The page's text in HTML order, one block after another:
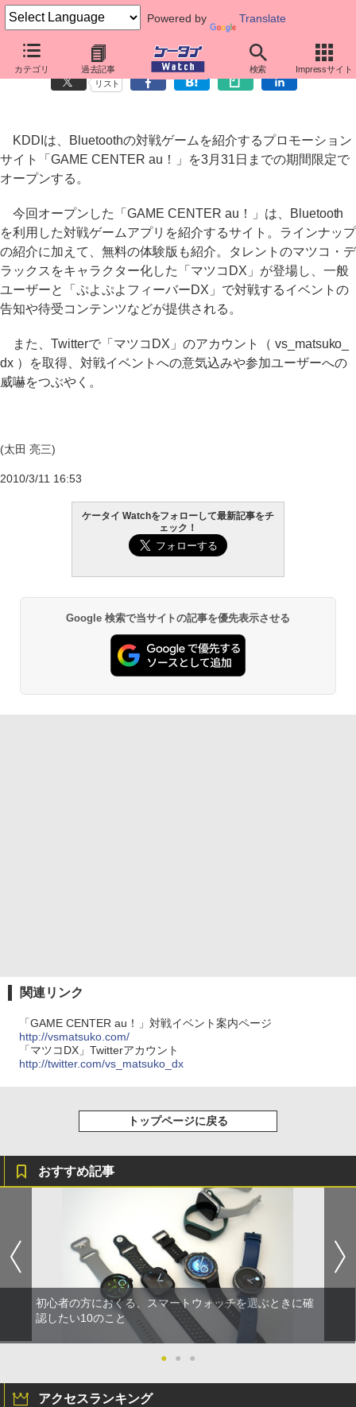
Powered by Translate
カテゴリ 過去記事 検索 Impressサイト
au、Bluetooth対戦ゲームのプロモーションサイト
リスト
KDDIは、Bluetoothの対戦ゲームを紹介するプロモーション
サイト「GAME CENTER au！」を3月31日までの期間限定で
オープンする。
今回オープンした「GAME CENTER au！」は、Bluetooth
を利用した対戦ゲームアプリを紹介するサイト。ラインナップ
の紹介に加えて、無料の体験版も紹介。タレントのマツコ・デ
ラックスをキャラクター化した「マツコDX」が登場し、一般
ユーザーと「ぷよぷよフィーバーDX」で対戦するイベントの
告知や待受コンテンツなどが提供される。
また、Twitterで「マツコDX」のアカウント（ vs_matsuko_
dx ）を取得、対戦イベントへの意気込みや参加ユーザーへの
威嚇をつぶやく。
(太田 亮三)
2010/3/11 16:53
ケータイ Watchをフォローして最新記事をチ
ェック！
Google 検索で当サイトの記事を優先表示させる
関連リンク
「GAME CENTER au！」対戦イベント案内ページ
http://vsmatsuko.com/
「マツコDX」Twitterアカウント
http://twitter.com/vs_matsuko_dx
トップページに戻る
おすすめ記事
初心者の方におくる、スマートウォッチを選ぶときに確
認したい10のこと
● ● ●
アクセスランキング